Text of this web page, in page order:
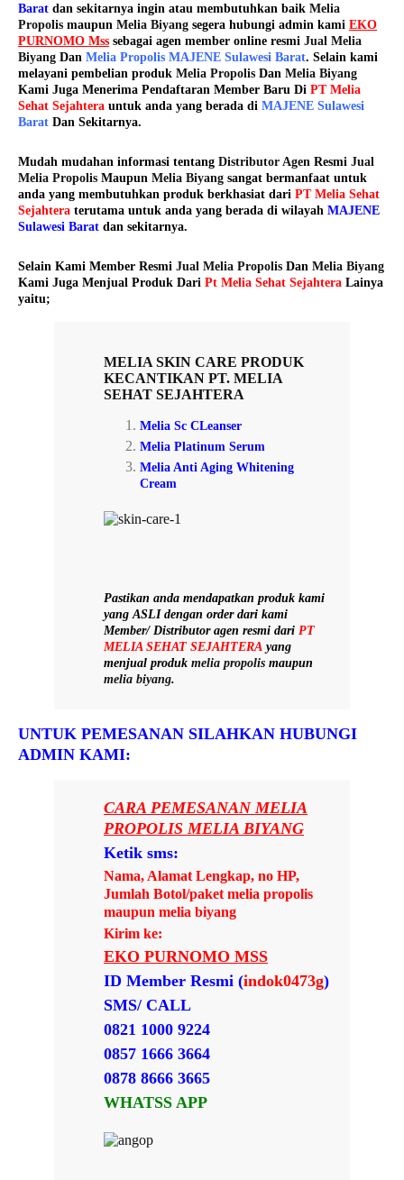
Barat dan sekitarnya ingin atau membutuhkan baik Melia
Propolis maupun Melia Biyang segera hubungi admin kami EKO
PURNOMO Mss sebagai agen member online resmi Jual Melia
Biyang Dan Melia Propolis MAJENE Sulawesi Barat. Selain kami
melayani pembelian produk Melia Propolis Dan Melia Biyang
Kami Juga Menerima Pendaftaran Member Baru Di PT Melia
Sehat Sejahtera untuk anda yang berada di MAJENE Sulawesi
Barat Dan Sekitarnya.
Mudah mudahan informasi tentang Distributor Agen Resmi Jual
Melia Propolis Maupun Melia Biyang sangat bermanfaat untuk
anda yang membutuhkan produk berkhasiat dari PT Melia Sehat
Sejahtera terutama untuk anda yang berada di wilayah MAJENE
Sulawesi Barat dan sekitarnya.
Selain Kami Member Resmi Jual Melia Propolis Dan Melia Biyang
Kami Juga Menjual Produk Dari Pt Melia Sehat Sejahtera Lainya
yaitu;
MELIA SKIN CARE PRODUK
KECANTIKAN PT. MELIA
SEHAT SEJAHTERA
Melia Sc CLeanser
Melia Platinum Serum
Melia Anti Aging Whitening
Cream
Pastikan anda mendapatkan produk kami
yangASLI dengan order dari kami
Member/ Distributor agen resmi dari PT
MELIA SEHAT SEJAHTERA yang
menjual produk melia propolis maupun
melia biyang.
UNTUK PEMESANAN SILAHKAN HUBUNGI
ADMIN KAMI:
CARA PEMESANAN MELIA
PROPOLIS MELIA BIYANG
Ketik sms:
Nama, Alamat Lengkap, no HP,
Jumlah Botol/paket melia propolis
maupun melia biyang
Kirim ke:
EKO PURNOMO MSS
ID Member Resmi (indok0473g)
SMS/ CALL
0821 1000 9224
0857 1666 3664
0878 8666 3665
WHATSS APP